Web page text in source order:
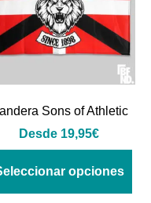
Sons of Athletic
Desde 19,95€
opciones